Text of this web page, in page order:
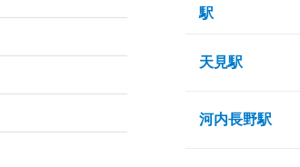
駅
天見駅
河内長野駅